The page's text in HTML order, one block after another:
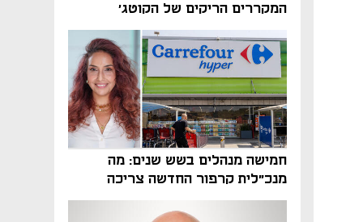
המקררים הריקים של הקוטג׳
חמישה מנהלים בשש שנים: מה
מנכ"לית קרפור החדשה צריכה
לעשות כדי לשרוד